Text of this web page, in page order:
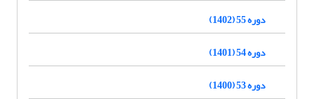
دوره 55 (1402)
دوره 54 (1401)
دوره 53 (1400)